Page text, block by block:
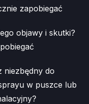
zapobiegać
objawy i skutki?
niezbędny do
w puszce lub